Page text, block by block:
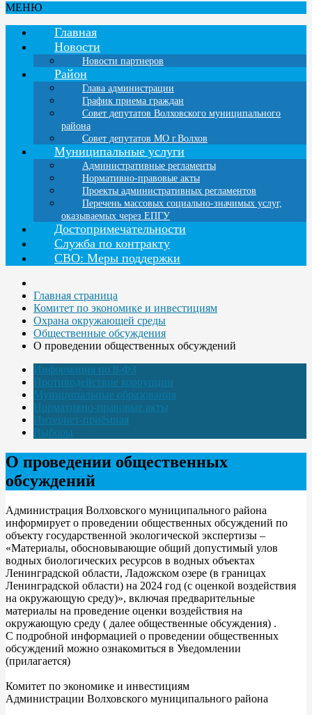
МЕНЮ
Главная
Новости
Новости партнеров
Район
Глава администрации
График приема граждан
Совет депутатов Волховского муниципального
района
Совет депутатов МО г.Волхов
Муниципальные услуги
Административные регламенты
Нормативно-правовые акты
Проекты административных регламентов
Перечень массовых социально-значимых услуг,
оказываемых через ЕПГУ
Достопримечательности
Служба по контракту
СВО: Меры поддержки
Главная страница
Комитет по экономике и инвестициям
Охрана окружающей среды
Общественные обсуждения
О проведении общественных обсуждений
Информация по 8-ФЗ
Противодействие коррупции
Муниципальные образования
Нормативно-правовые акты
Интернет-приёмная
Выборы
О проведении общественных
обсуждений
Администрация Волховского муниципального района
информирует о проведении общественных обсуждений по
объекту государственной экологической экспертизы –
«Материалы, обосновывающие общий допустимый улов
водных биологических ресурсов в водных объектах
Ленинградской области, Ладожском озере (в границах
Ленинградской области) на 2024 год (с оценкой воздействия
на окружающую среду)», включая предварительные
материалы на проведение оценки воздействия на
окружающую среду ( далее общественные обсуждения) .
С подробной информацией о проведении общественных
обсуждений можно ознакомиться в Уведомлении
(прилагается)
Комитет по экономике и инвестициям
Администрации Волховского муниципального района